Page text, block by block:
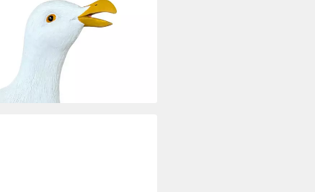
geeignet - Martime
28 cm groß
dir